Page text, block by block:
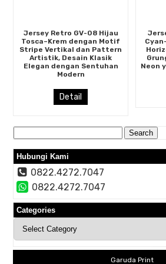
Jersey Retro GV-08 Hijau
Tosca–Krem dengan Motif
Stripe Vertikal dan Pattern
Artistik, Desain Klasik
Elegan dengan Sentuhan
Modern
Detail
Neon
Search
for:
Hubungi Kami
0822.4272.7047
0822.4272.7047
Categories
Categories
Garuda Print